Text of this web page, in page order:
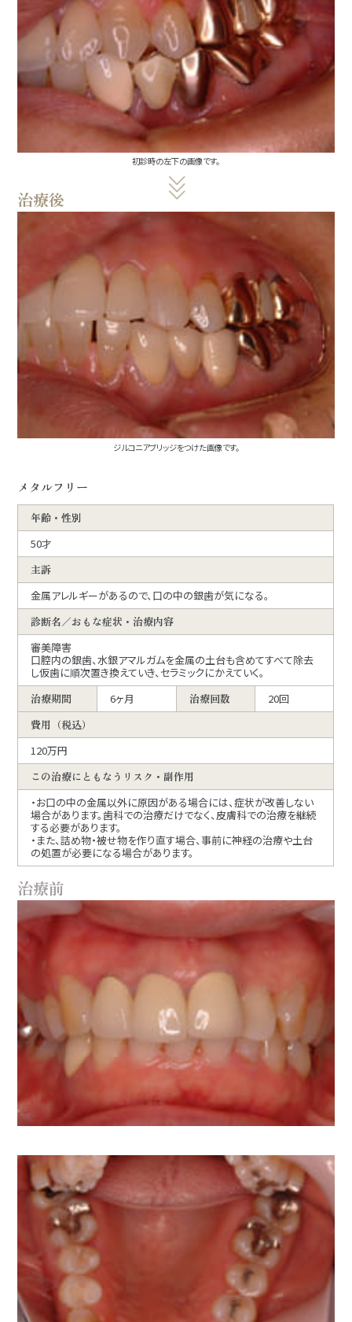
初診時の左下の画像です。
治療後
ジルコニアブリッジをつけた画像です。
メタルフリー
年齢・性別
50才
主訴
金属アレルギーがあるので、口の中の銀歯が気になる。
診断名／おもな症状・治療内容
審美障害
口腔内の銀歯、水銀アマルガムを金属の土台も含めてすべて除去
し仮歯に順次置き換えていき、セラミックにかえていく。
治療期間
6ヶ月 治療回数
20回
費用（税込）
120万円
この治療にともなうリスク・副作用
・お口の中の金属以外に原因がある場合には、症状が改善しない
場合があります。歯科での治療だけでなく、皮膚科での治療を継続
する必要があります。
・また、詰め物・被せ物を作り直す場合、事前に神経の治療や土台
の処置が必要になる場合があります。
治療前